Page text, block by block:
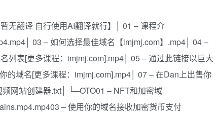
无翻译 自行使用AI翻译就行】│ 01 – 课程介
03 – 如何选择最佳域名【imjmj.com】.mp4│ 04 –
列表[更多课程：imjmj.com].mp4│ 05 – 通过此链接以巨大
的域名[更多课程：imjmj.com].mp4│ 07 – 在Dan上出售你
网站创建器.txt│ └─OTO01 – NFT和加密域
– 使用你的域名接收加密货币支付